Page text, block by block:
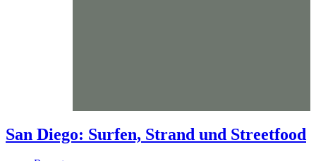
San Diego: Surfen, Strand und Streetfood